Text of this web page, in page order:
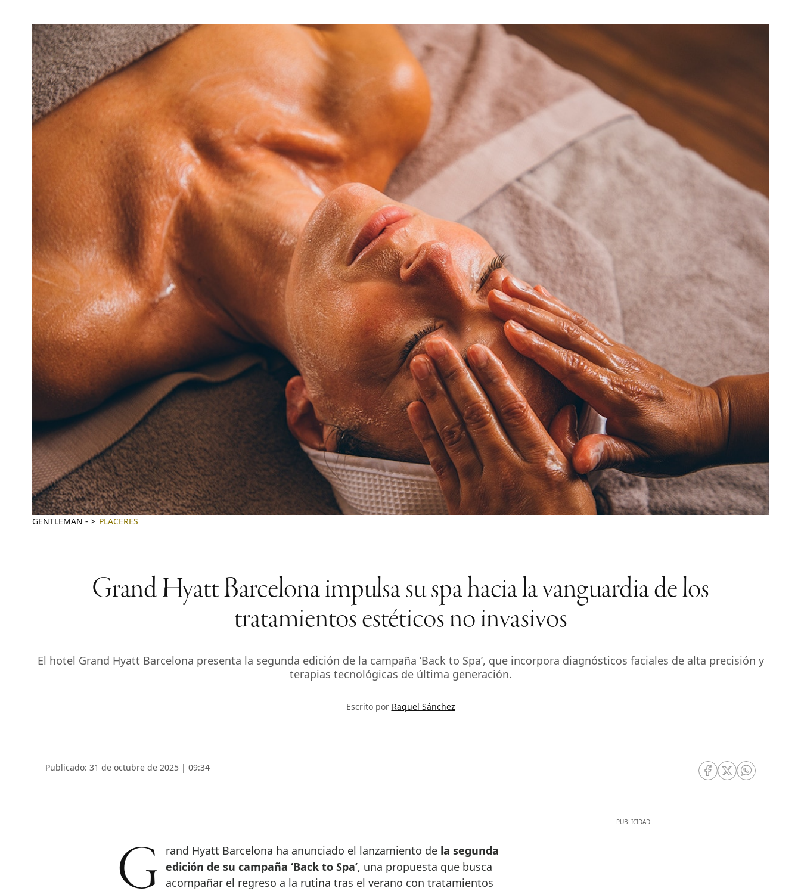
GENTLEMAN - PLACERES
Grand Hyatt Barcelona impulsa su spa hacia la vanguardia de los
tratamientos estéticos no invasivos
El hotel Grand Hyatt Barcelona presenta la segunda edición de la campaña ‘Back to Spa’, que incorpora diagnósticos faciales de alta precisión y
terapias tecnológicas de última generación.
Escrito por Raquel Sánchez
Publicado: 31 de octubre de 2025 | 09:34
RRSS Facebook
RRSS Twitter
RRSS
Grand Hyatt Barcelona ha anunciado el lanzamiento de la segunda
edición de su campaña ‘Back to Spa’, una propuesta que busca
acompañar el regreso a la rutina tras el verano con tratamientos